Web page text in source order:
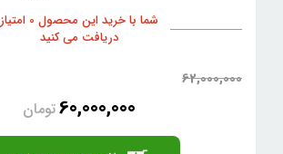
شما با خرید این محصول 0 امتیاز
دریافت می کنید
62,000,000
60,000,000تومان